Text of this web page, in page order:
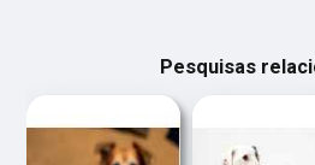
Pesquisas